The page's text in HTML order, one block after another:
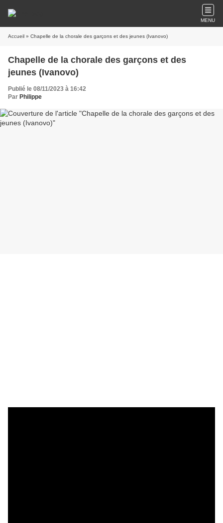
MENU
Accueil » Chapelle de la chorale des garçons et des jeunes (Ivanovo)
Chapelle de la chorale des garçons et des
jeunes (Ivanovo)
Publié le 08/11/2023 à 16:42
Par Philippe